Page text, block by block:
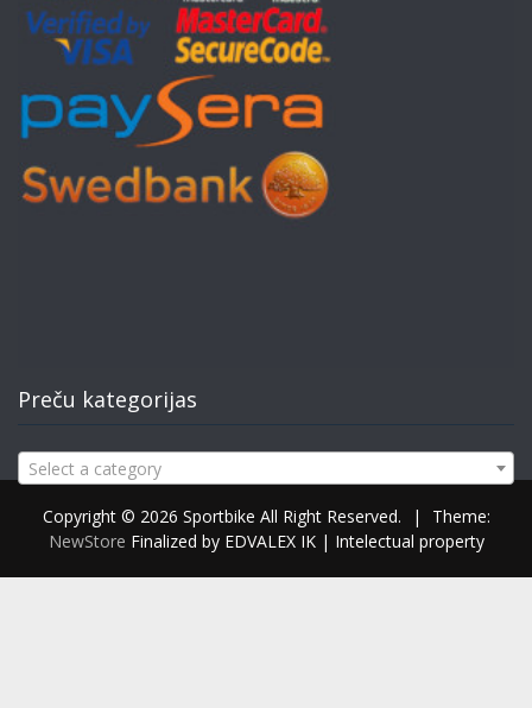
Preču kategorijas
Select a category
Copyright © 2026 Sportbike All Right Reserved. |
Theme:
NewStore Finalized by EDVALEX IK | Intelectual property